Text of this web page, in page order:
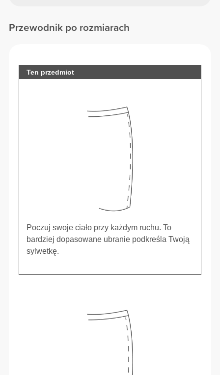
Przewodnik po rozmiarach
Ten przedmiot
Poczuj swoje ciało przy każdym ruchu. To
bardziej dopasowane ubranie podkreśla Twoją
sylwetkę.